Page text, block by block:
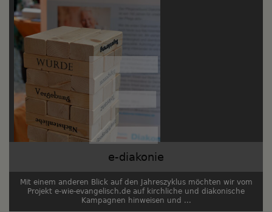
e-diakonie
Mit einem anderen Blick auf den Jahreszyklus möchten wir vom
Projekt e-wie-evangelisch.de auf kirchliche und diakonische
Kampagnen hinweisen und ...